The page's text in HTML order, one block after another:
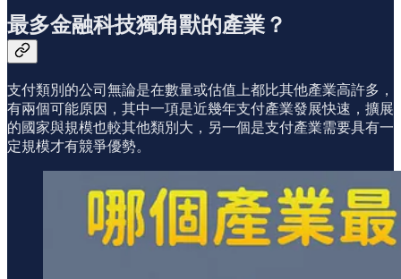
最多金融科技獨角獸的產業？
支付類別的公司無論是在數量或估值上都比其他產業高許多，
有兩個可能原因，其中一項是近幾年支付產業發展快速，擴展
的國家與規模也較其他類別大，另一個是支付產業需要具有一
定規模才有競爭優勢。